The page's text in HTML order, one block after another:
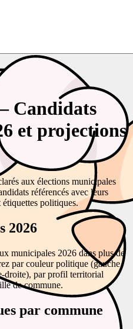
Candidats
et projections
aux élections municipales
référencés avec leurs
étiquettes politiques.
2026
municipales 2026 dans plus de
par couleur politique (gauche,
droite), par profil territorial
de commune.
par commune